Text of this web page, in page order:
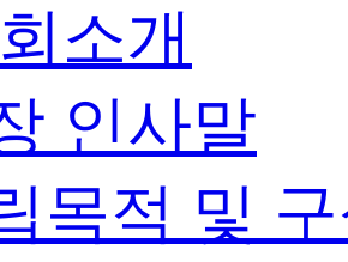
소개
인사말
목적 및